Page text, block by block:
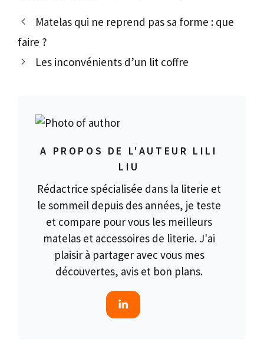
Matelas qui ne reprend pas sa forme : que
faire ?
Les inconvénients d’un lit coffre
A PROPOS DE L'AUTEUR LILI
LIU
Rédactrice spécialisée dans la literie et
le sommeil depuis des années, je teste
et compare pour vous les meilleurs
matelas et accessoires de literie. J'ai
plaisir à partager avec vous mes
découvertes, avis et bon plans.